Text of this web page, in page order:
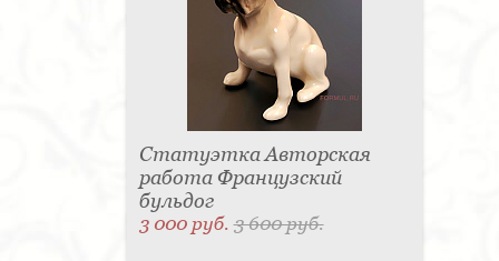
Статуэтка Авторская
работа Французский
бульдог
3 000 руб.3 600 руб.